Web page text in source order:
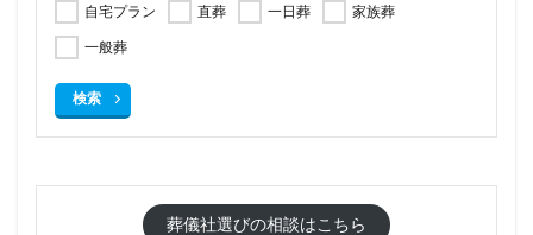
自宅プラン 直葬 一日葬
家族葬
一般葬
検索
葬儀社選びの相談はこちら